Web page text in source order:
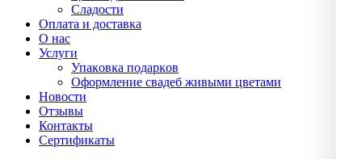
Сладости
Оплата и доставка
О нас
Услуги
Упаĸовĸа подарĸов
Оформление свадеб живыми цветами
Новости
Отзывы
Контакты
Сертификаты